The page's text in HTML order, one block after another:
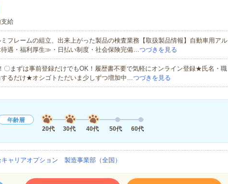
給
フレームの組立、出来上がった製品の検査業務【取扱製品情報】自動車用アル
遇・福利厚生≫・日払い制度・社会保険完備…つづきを見る
まずは事前登録だけでもOK！履歴書不要で気軽にオンライン登録★氏名・職
するだけ★オシゴトただいま少しずつ増加中…つづきを見る
年齢層
20代
30代 40代 50代 60代
ャリアオプション 製造事業部（全国）